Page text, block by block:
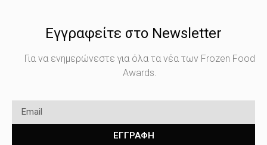
Εγγραφείτε στο Newsletter
Για να ενημερώνεστε για όλα τα νέα των Frozen Food
Awards.
ΕΓΓΡΑΦΗ